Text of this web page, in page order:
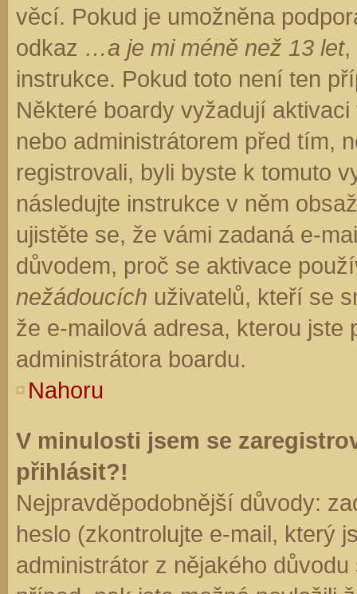
věcí. Pokud je umožněna
odkaz …a je mi méně než 13 let,
instrukce. Pokud toto není ten
Některé boardy vyžadují
nebo administrátorem před tím,
registrovali, byli byste k tomuto
následujte instrukce v něm
ujistěte se, že vámi zadaná e-
důvodem, proč se aktivace
nežádoucích uživatelů, kteří se
že e-mailová adresa, kterou jste
administrátora boardu.
Nahoru
V minulosti jsem se
přihlásit?!
Nejpravděpodobnější důvody:
heslo (zkontrolujte e-mail, který
administrátor z nějakého